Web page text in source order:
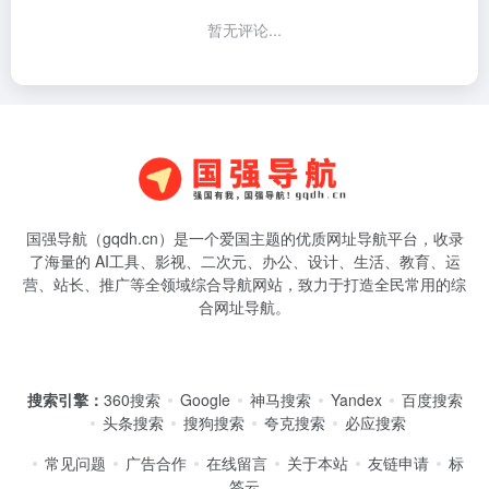
暂无评论...
国强导航（gqdh.cn）是一个爱国主题的优质网址导航平台，收录
了海量的 AI工具、影视、二次元、办公、设计、生活、教育、运
营、站长、推广等全领域综合导航网站，致力于打造全民常用的综
合网址导航。
搜索引擎： 360搜索 Google 神马搜索 Yandex
百度搜索
头条搜索
搜狗搜索 夸克搜索
必应搜索
常见问题
广告合作 在线留言 关于本站 友链申请
标